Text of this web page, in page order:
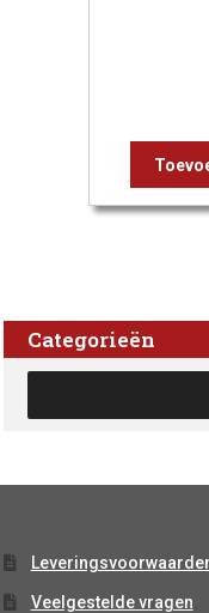
Categorieën
Veelgestelde vragen